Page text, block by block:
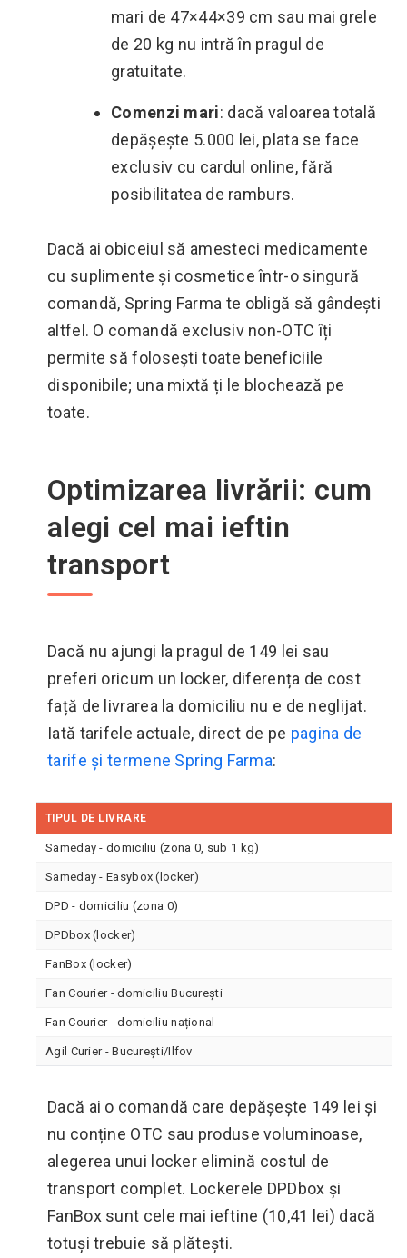
mari de 47×44×39 cm sau mai grele
de 20 kg nu intră în pragul de
gratuitate.
Comenzi mari: dacă valoarea totală
depășește 5.000 lei, plata se face
exclusiv cu cardul online, fără
posibilitatea de ramburs.
Dacă ai obiceiul să amesteci medicamente
cu suplimente și cosmetice într-o singură
comandă, Spring Farma te obligă să gândești
altfel. O comandă exclusiv non-OTC îți
permite să folosești toate beneficiile
disponibile; una mixtă ți le blochează pe
toate.
Optimizarea livrării: cum
alegi cel mai ieftin
transport
Dacă nu ajungi la pragul de 149 lei sau
preferi oricum un locker, diferența de cost
față de livrarea la domiciliu nu e de neglijat.
Iată tarifele actuale, direct de pe pagina de
tarife și termene Spring Farma:
TIPUL DE LIVRARE
Sameday - domiciliu (zona 0, sub 1 kg)
Sameday - Easybox (locker)
DPD - domiciliu (zona 0)
DPDbox (locker)
FanBox (locker)
Fan Courier - domiciliu București
Fan Courier - domiciliu național
Agil Curier - București/Ilfov
Dacă ai o comandă care depășește 149 lei și
nu conține OTC sau produse voluminoase,
alegerea unui locker elimină costul de
transport complet. Lockerele DPDbox și
FanBox sunt cele mai ieftine (10,41 lei) dacă
totuși trebuie să plătești.